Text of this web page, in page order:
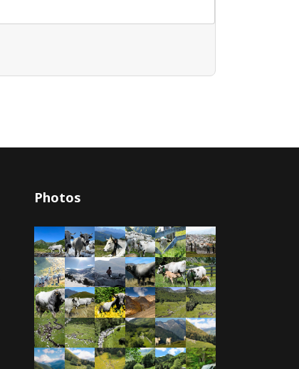
Photos